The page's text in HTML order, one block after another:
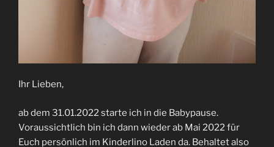
Ihr Lieben,
ab dem 31.01.2022 starte ich in die Babypause.
Voraussichtlich bin ich dann wieder ab Mai 2022 für
Euch persönlich im Kinderlino Laden da. Behaltet also